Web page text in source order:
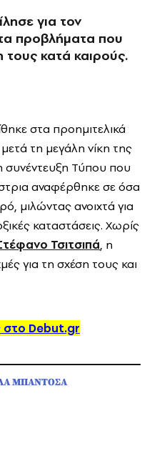
για τον
προβλήματα που
κατά καιρούς.
στα προημιτελικά
τη μεγάλη νίκη της
συνέντευξη Τύπου που
αναφέρθηκε σε όσα
μιλώντας ανοιχτά για
καταστάσεις. Χωρίς
Τσιτσιπά, η
για τη σχέση τους και
στο Debut.gr
ΜΠΑΝΤΟΣΑ